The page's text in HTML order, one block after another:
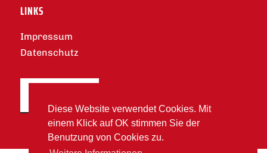
Diese Website verwendet Cookies. Mit
einem Klick auf OK stimmen Sie der
Benutzung von Cookies zu.
LINKS
Impressum
Datenschutz